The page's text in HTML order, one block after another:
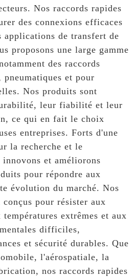
Nos raccords rapides
des connexions efficaces
applications de transfert de
proposons une large gamme
des raccords
et pour
Nos produits sont
leur fiabilité et leur
ce qui en fait le choix
entreprises. Forts d'une
la recherche et le
et améliorons
pour répondre aux
évolution du marché. Nos
pour résister aux
extrêmes et aux
difficiles,
et sécurité durables. Que
l'aérospatiale, la
nos raccords rapides